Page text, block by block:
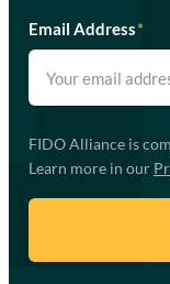
Email Address*
FIDO Alliance is
Learn more in our